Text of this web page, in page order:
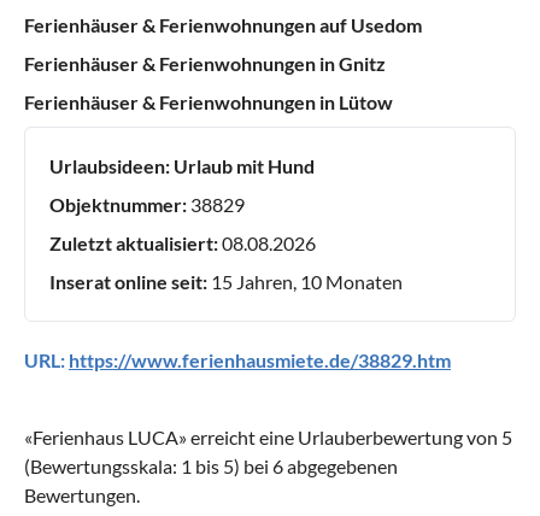
Ferienhäuser & Ferienwohnungen auf Usedom
Ferienhäuser & Ferienwohnungen in Gnitz
Ferienhäuser & Ferienwohnungen in Lütow
Urlaubsideen: Urlaub mit Hund
Objektnummer: 38829
Zuletzt aktualisiert:08.08.2026
Inserat online seit: 15 Jahren, 10 Monaten
URL: https://www.ferienhausmiete.de/38829.htm
«Ferienhaus LUCA» erreicht eine Urlauberbewertung von 5
(Bewertungsskala: 1 bis 5) bei 6abgegebenen
Bewertungen.